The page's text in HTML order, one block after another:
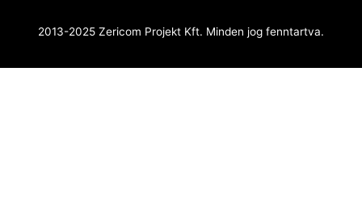
2013-2025 Zericom Projekt Kft. Minden jog fenntartva.